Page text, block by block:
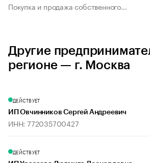
Покупка и продажа собственного...
Другие
регионе — г. Москва
ДЕЙСТВУЕТ
ИП Овчинников Сергей Андреевич
ИНН: 772035700427
ДЕЙСТВУЕТ